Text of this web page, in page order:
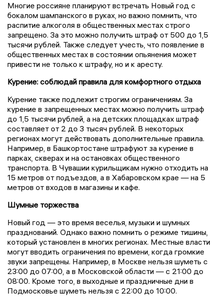
Многие россияне планируют встречать Новый год с
бокалом шампанского в руках, но важно помнить, что
распитие алкоголя в общественных местах строго
запрещено. За это можно получить штраф от 500 до 1,5
тысячи рублей. Также следует учесть, что появление в
общественных местах в состоянии опьянения может
привести не только к штрафу, но и к аресту.
Курение: соблюдай правила для комфортного отдыха
Курение также подлежит строгим ограничениям. За
курение в запрещенных местах можно получить штраф
до 1,5 тысячи рублей, а на детских площадках штраф
составляет от 2 до 3 тысяч рублей. В некоторых
регионах могут действовать дополнительные правила.
Например, в Башкортостане штрафуют за курение в
парках, скверах и на остановках общественного
транспорта. В Чувашии курильщикам нужно отходить на
15 метров от подъездов, а в Хабаровском крае — на 5
метров от входов в магазины и кафе.
Шумные торжества
Новый год — это время веселья, музыки и шумных
празднований. Однако важно помнить о режиме тишины,
который установлен в многих регионах. Местные власти
могут вводить ограничения по времени, когда громкие
звуки запрещены. Например, в Москве нельзя шуметь с
23:00 до 07:00, а в Московской области — с 21:00 до
08:00. Кроме того, в выходные и праздничные дни в
Подмосковье шуметь нельзя с 22:00 до 10:00.